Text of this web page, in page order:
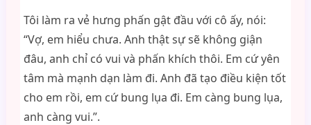
Tôi làm ra vẻ hưng phấn gật đầu với cô ấy, nói:
“Vợ, em hiểu chưa. Anh thật sự sẽ không giận
đâu, anh chỉ có vui và phấn khích thôi. Em cứ yên
tâm mà mạnh dạn làm đi. Anh đã tạo điều kiện tốt
cho em rồi, em cứ bung lụa đi. Em càng bung lụa,
anh càng vui.”.